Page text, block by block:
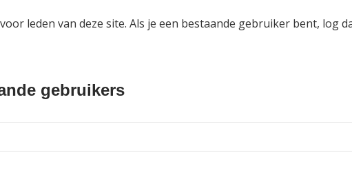
leden van deze site. Als je een bestaande gebruiker bent, log
gebruikers